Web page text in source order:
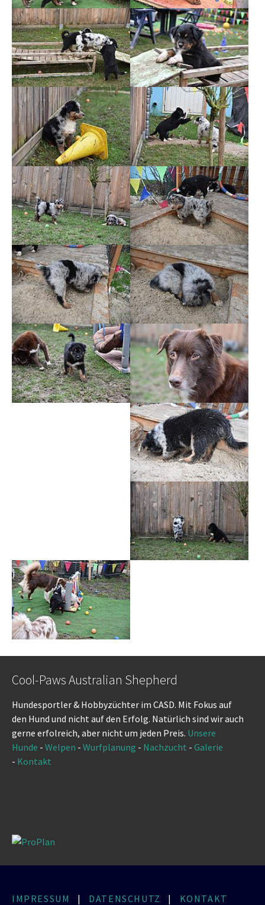
Cool-Paws Australian Shepherd
Hundesportler & Hobbyzüchter im CASD. Mit Fokus auf
den Hund und nicht auf den Erfolg. Natürlich sind wir auch
gerne erfolreich, aber nicht um jeden Preis. Unsere
Hunde - Welpen - Wurfplanung - Nachzucht - Galerie
- Kontakt
IMPRESSUM | DATENSCHUTZ | KONTAKT